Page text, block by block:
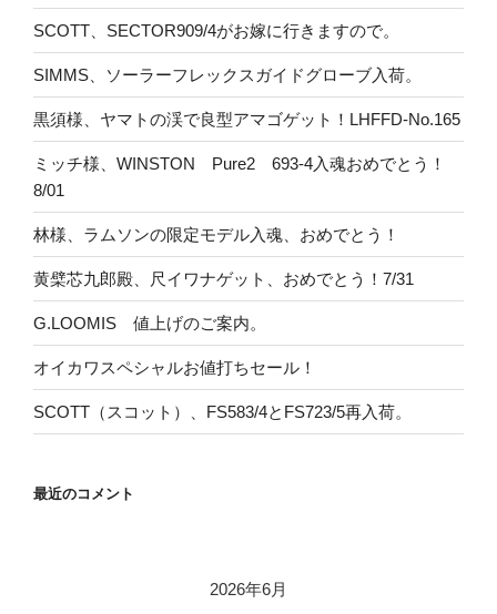
SCOTT、SECTOR909/4がお嫁に行きますので。
SIMMS、ソーラーフレックスガイドグローブ入荷。
黒須様、ヤマトの渓で良型アマゴゲット！LHFFD-No.165
ミッチ様、WINSTON Pure2 693-4入魂おめでとう！
8/01
林様、ラムソンの限定モデル入魂、おめでとう！
黄檗芯九郎殿、尺イワナゲット、おめでとう！7/31
G.LOOMIS 値上げのご案内。
オイカワスペシャルお値打ちセール！
SCOTT（スコット）、FS583/4とFS723/5再入荷。
最近のコメント
2026年6月